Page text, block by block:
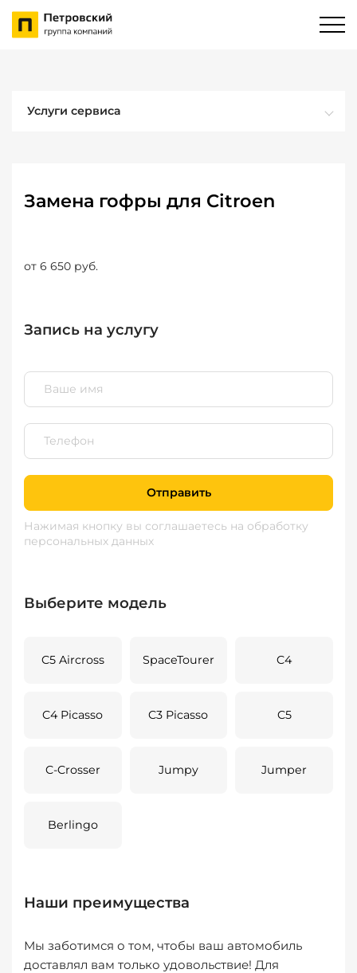
Услуги сервиса
Замена гофры для Citroen
от 6 650 руб.
Запись на услугу
Отправить
Нажимая кнопку вы соглашаетесь на обработку
персональных данных
Выберите модель
C5 Aircross SpaceTourer C4
C4 Picasso C3 Picasso C5
C-Crosser Jumpy Jumper
Berlingo
Наши преимущества
Мы заботимся о том, чтобы ваш автомобиль
доставлял вам только удовольствие! Для